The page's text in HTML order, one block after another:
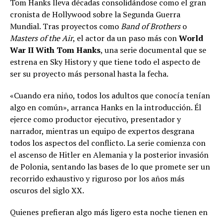
Tom Hanks lleva décadas consolidándose como el gran
cronista de Hollywood sobre la Segunda Guerra
Mundial. Tras proyectos comoBand of Brotherso
Masters of the Air, el actor da un paso más conWorld
War II With Tom Hanks, una serie documental que se
estrena en Sky History y que tiene todo el aspecto de
ser su proyecto más personal hasta la fecha.
«Cuando era niño, todos los adultos que conocía tenían
algo en común», arranca Hanks en la introducción. Él
ejerce como productor ejecutivo, presentador y
narrador, mientras un equipo de expertos desgrana
todos los aspectos del conflicto. La serie comienza con
el ascenso de Hitler en Alemania y la posterior invasión
de Polonia, sentando las bases de lo que promete ser un
recorrido exhaustivo y riguroso por los años más
oscuros del siglo XX.
Quienes prefieran algo más ligero esta noche tienen en